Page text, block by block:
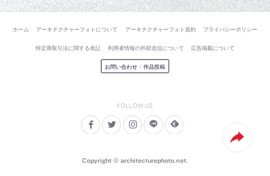
ホーム アーキテクチャーフォトについて アーキテクチャーフォト規約 プライバシーポリシー
特定商取引法に関する表記 利用者情報の外部送信について 広告掲載について
お問い合わせ / 作品投稿
Copyright © architecturephoto.net.